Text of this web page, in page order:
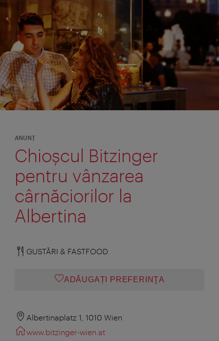
ANUNŢ
Chioşcul Bitzinger
pentru vânzarea
cârnăciorilor la
Albertina
GUSTĂRI & FASTFOOD
ADĂUGAȚI PREFERINŢA
Albertinaplatz 1, 1010 Wien
www.bitzinger-wien.at